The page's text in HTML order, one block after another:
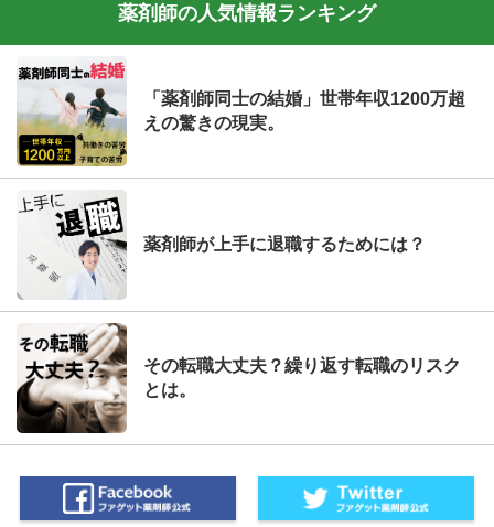
薬剤師の人気情報ランキング
「薬剤師同士の結婚」世帯年収1200万超
えの驚きの現実。
薬剤師が上手に退職するためには？
その転職大丈夫？繰り返す転職のリスク
とは。